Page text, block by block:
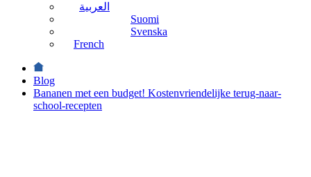
العربية
Suomi
Svenska
French
Blog
Bananen met een budget! Kostenvriendelijke terug-naar-
school-recepten